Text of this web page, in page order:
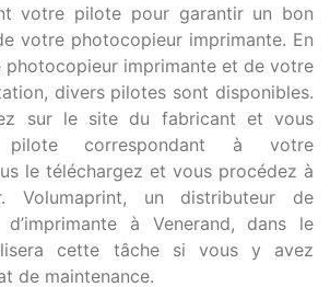
votre pilote pour garantir un bon
votre photocopieur imprimante. En
imprimante et de votre
divers pilotes sont disponibles.
sur le site du fabricant et vous
correspondant à votre
le téléchargez et vous procédez à
un distributeur de
à Venerand, dans le
cette tâche si vous y avez
de maintenance.